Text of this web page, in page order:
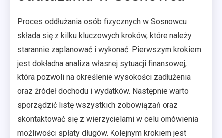
Proces oddłużania osób fizycznych w Sosnowcu
składa się z kilku kluczowych kroków, które należy
starannie zaplanować i wykonać. Pierwszym krokiem
jest dokładna analiza własnej sytuacji finansowej,
która pozwoli na określenie wysokości zadłużenia
oraz źródeł dochodu i wydatków. Następnie warto
sporządzić listę wszystkich zobowiązań oraz
skontaktować się z wierzycielami w celu omówienia
możliwości spłaty długów. Kolejnym krokiem jest